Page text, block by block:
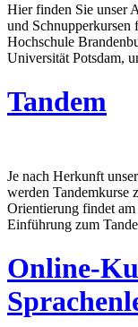
Hier finden Sie unser
und Schnupperkursen
Hochschule
Universität Potsdam,
Tandem
Je nach Herkunft
werden Tandemkurse
Orientierung findet am
Einführung zum
Online-